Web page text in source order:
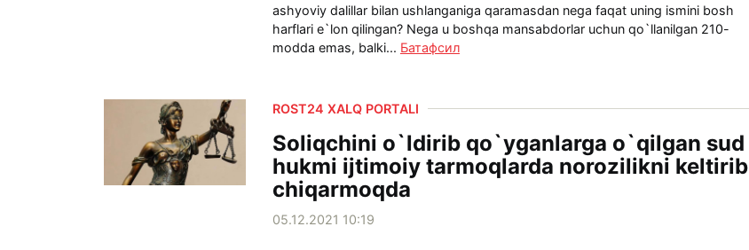
ashyoviy dalillar bilan ushlanganiga qaramasdan nega faqat uning ismini bosh
harflari e`lon qilingan? Nega u boshqa mansabdorlar uchun qo`llanilgan 210-
modda emas, balki... Батафсил
ROST24 XALQ PORTALI
Soliqchini o`ldirib qo`yganlarga o`qilgan sud
hukmi ijtimoiy tarmoqlarda norozilikni keltirib
chiqarmoqda
05.12.2021 10:19